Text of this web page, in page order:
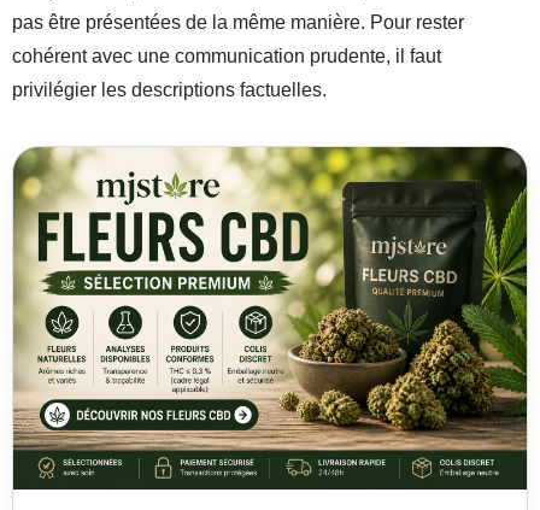
pas être présentées de la même manière. Pour rester
cohérent avec une communication prudente, il faut
privilégier les descriptions factuelles.